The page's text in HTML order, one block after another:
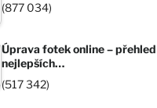
(877 034)
Úprava fotek online – přehled
nejlepších…
(517 342)